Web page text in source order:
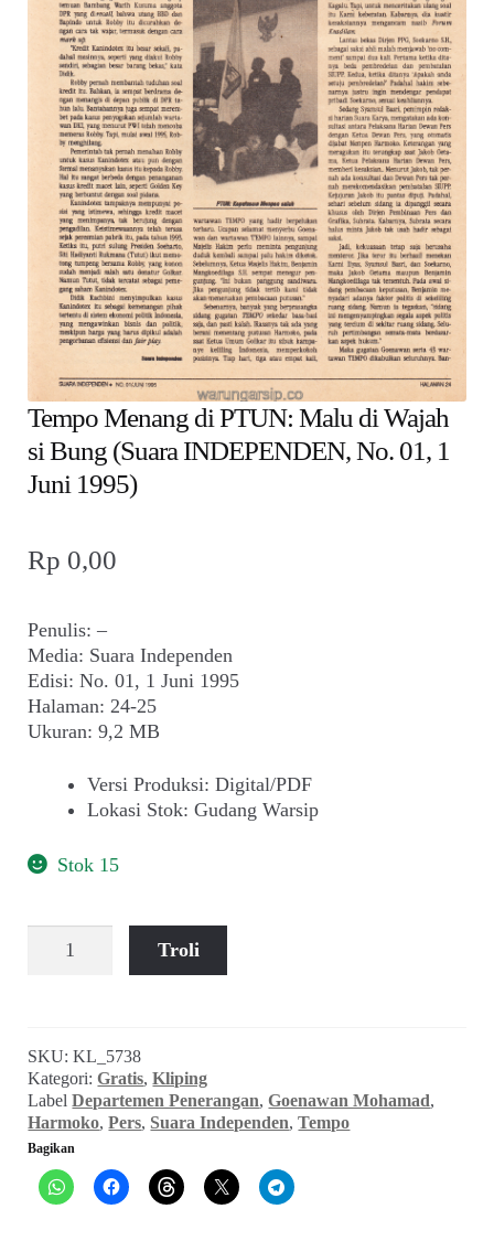
child
menu
Alamat
Rekening
Reseller
Tempo Menang di PTUN: Malu di Wajah
si Bung (Suara INDEPENDEN, No. 01, 1
Juni 1995)
Rp 0,00
Penulis: –
Media: Suara Independen
Edisi: No. 01, 1 Juni 1995
Halaman: 24-25
Ukuran: 9,2 MB
Versi Produksi: Digital/PDF
Lokasi Stok: Gudang Warsip
Stok 15
Tempo
Malu
di
Wajah
si
Bung
(Suara
Troli
SKU:KL_5738
Kategori:Gratis,Kliping
LabelDepartemen Penerangan,Goenawan Mohamad,
Harmoko,Pers, Suara Independen,Tempo
Bagikan